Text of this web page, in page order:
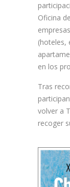
Oficina
(hoteles,
en los
Tras
volver a
recoger